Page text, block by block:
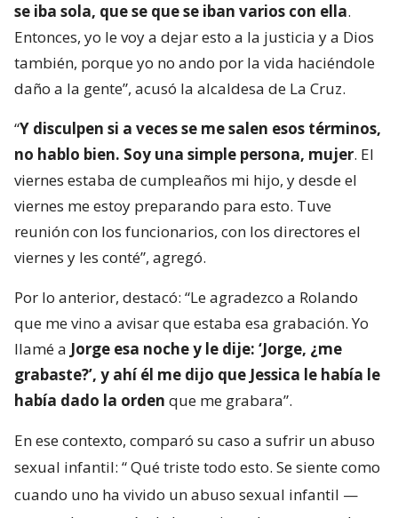
se iba sola, que se que se iban varios con ella.
Entonces, yo le voy a dejar esto a la justicia y a Dios
también, porque yo no ando por la vida haciéndole
daño a la gente”, acusó la alcaldesa de La Cruz.
“Y disculpen si a veces se me salen esos términos,
no hablo bien. Soy una simple persona, mujer. El
viernes estaba de cumpleaños mi hijo, y desde el
viernes me estoy preparando para esto. Tuve
reunión con los funcionarios, con los directores el
viernes y les conté”, agregó.
Por lo anterior, destacó: “Le agradezco a Rolando
que me vino a avisar que estaba esa grabación. Yo
llamé a Jorge esa noche y le dije: ‘Jorge, ¿me
grabaste?’, y ahí él me dijo que Jessica le había le
había dado la orden que me grabara”.
En ese contexto, comparó su caso a sufrir un abuso
sexual infantil: “Qué triste todo esto. Se siente como
cuando uno ha vivido un abuso sexual infantil —